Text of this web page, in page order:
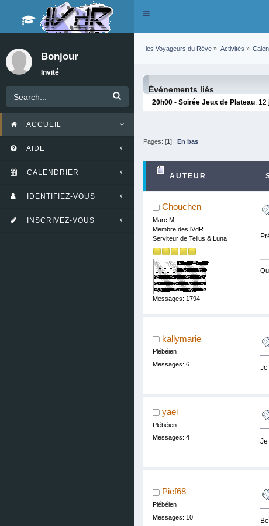
Toggle
Bonjour
Invité
ACCUEIL
AIDE
CALENDRIER
IDENTIFIEZ-VOUS
INSCRIVEZ-VOUS
les Voyageurs du Rêve » Activités »
Événements liés
20h00 - Soirée Jeux de Plateau: 12
Pages: [1] En bas
AUTEUR
Chouchen
Marc M.
Membre des lVdR
Serviteur de Tellus & Luna
Messages: 1794
kallymarie
Plébéien
Messages: 6
Je
yael
Plébéien
Messages: 4
Je
Pief68
Plébéien
Messages: 10